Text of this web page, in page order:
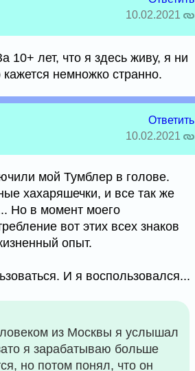
10.02.2021
10+ лет, что я здесь живу, я ни
немножко странно.
Ответить
10.02.2021
мой Тумблер в голове.
хахаряшечки, и все так же
Но в момент моего
вот этих всех знаков
опыт.
И я воспользовался...
из Москвы я услышал
я зарабатываю больше
но потом понял, что он